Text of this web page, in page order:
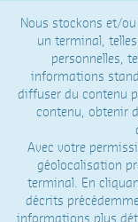
Nous stockons et/
un terminal,
personnelles,
informations
diffuser du contenu
contenu, obtenir
Avec votre
géolocalisation
terminal. En
décrits
informations plus
Je m'informe des